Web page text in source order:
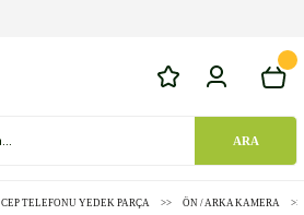
ARA
CEP TELEFONU YEDEK PARÇA ÖN / ARKA KAMERA